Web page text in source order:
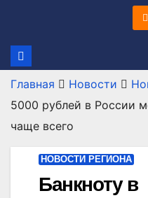
содержимому
Главная Новости
5000 рублей в России
чаще всего
НОВОСТИ РЕГИОНА
Банкноту в